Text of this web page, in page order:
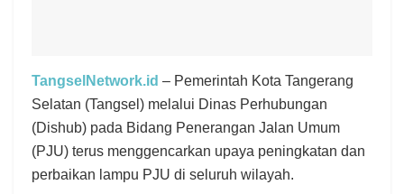
TangselNetwork.id – Pemerintah Kota Tangerang
Selatan (Tangsel) melalui Dinas Perhubungan
(Dishub) pada Bidang Penerangan Jalan Umum
(PJU) terus menggencarkan upaya peningkatan dan
perbaikan lampu PJU di seluruh wilayah.